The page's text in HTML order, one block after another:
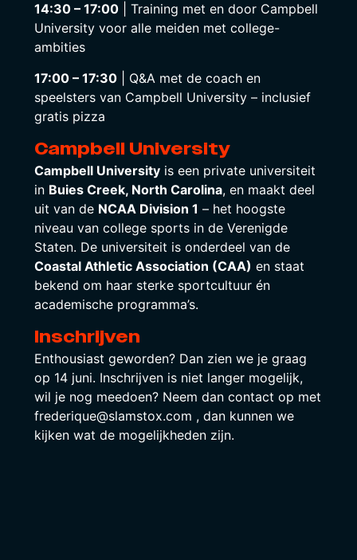
14:30 – 17:00| Training met en door Campbell
University voor alle meiden met college-
ambities
17:00 – 17:30| Q&A met de coach en
speelsters van Campbell University – inclusief
gratis pizza
Campbell University
Campbell Universityis een private universiteit
in Buies Creek, North Carolina, en maakt deel
uit van de NCAA Division 1 – het hoogste
niveau van college sports in de Verenigde
Staten. De universiteit is onderdeel van de
Coastal Athletic Association (CAA) en staat
bekend om haar sterke sportcultuur én
academische programma’s.
Inschrijven
Enthousiast geworden? Dan zien we je graag
op 14 juni. Inschrijven is niet langer mogelijk,
wil je nog meedoen? Neem dan contact op met
frederique@slamstox.com , dan kunnen we
kijken wat de mogelijkheden zijn.